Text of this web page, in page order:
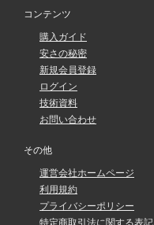
コンテンツ
購入ガイド
安さの秘密
新規会員登録
ログイン
技術資料
お問い合わせ
その他
運営会社ホームページ
利用規約
プライバシーポリシー
特定商取引法に関する表記